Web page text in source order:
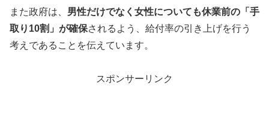
また政府は、 男性だけでなく女性についても休業前の「手
取り10割」が確保されるよう、給付率の引き上げを行う
考えであることを伝えています。
スポンサーリンク